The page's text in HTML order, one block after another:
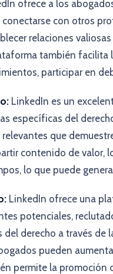
ofrece a los
con otros
relaciones
también
participar en
LinkedIn es un
específicas del
que
contenido de valor,
lo que puede
LinkedIn ofrece una
potenciales,
derecho a través
pueden
permite la